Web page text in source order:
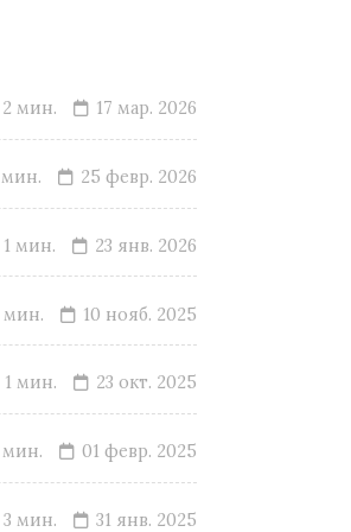
2 мин. 17 мар. 2026
мин. 25 февр. 2026
1 мин. 23 янв. 2026
мин. 10 нояб. 2025
1 мин. 23 окт. 2025
мин. 01 февр. 2025
3 мин. 31 янв. 2025